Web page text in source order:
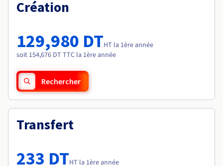
Tarifs
Roadmap & Changelog
Roadmap & Changelog
Création
129,980 DTHT la 1ère année
soit 154,676 DT TTC la 1ère année
Rechercher
Transfert
233 DTHT la 1ère année